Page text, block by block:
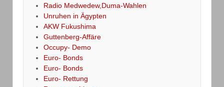
Radio Medwedew,Duma-Wahlen
Unruhen in Ägypten
AKW Fukushima
Guttenberg-Affäre
Occupy- Demo
Euro- Bonds
Euro- Bonds
Euro- Rettung